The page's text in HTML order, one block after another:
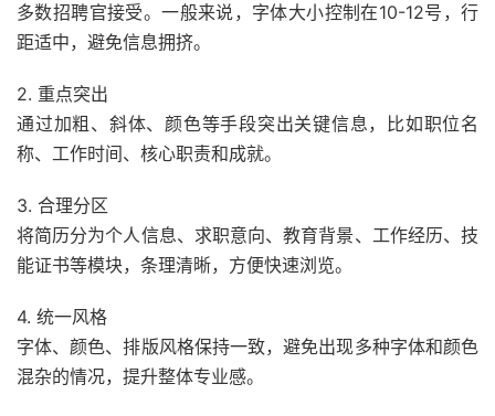
多数招聘官接受。一般来说，字体大小控制在10-12号，行
距适中，避免信息拥挤。
2. 重点突出
通过加粗、斜体、颜色等手段突出关键信息，比如职位名
称、工作时间、核心职责和成就。
3. 合理分区
将简历分为个人信息、求职意向、教育背景、工作经历、技
能证书等模块，条理清晰，方便快速浏览。
4. 统一风格
字体、颜色、排版风格保持一致，避免出现多种字体和颜色
混杂的情况，提升整体专业感。